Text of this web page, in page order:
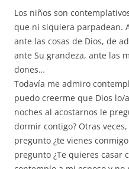
Los niños son
que ni siquiera parpadean.
ante las cosas de Dios, de
ante Su grandeza, ante las
dones…
Todavía me admiro
puedo creerme que Dios lo/
noches al acostarnos le
dormir contigo? Otras
pregunto ¿te vienes
pregunto ¿Te quieres casar